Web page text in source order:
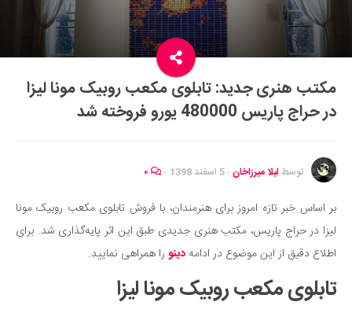
رستوران گردی
سفر و گردشگری
ایران گردی
جهان گردی
موفقیت و مهارت‌های فردی
تغذیه سالم
بهداشت
بیماری و درمان
کودک و مادر
مکتب هنری جدید: تابلوی مکعب روبیک مونا لیزا
در حراج پاریس 480000 یورو فروخته شد
توسطلیلا میرزاخان · 5 اسفند 1398 ·
بر اساس خبر تازه امروز برای هنرمندان، با فروش تابلوی مکعب روبیک مونا
لیزا در حراج پاریس، مکتب هنری جدیدی طبق این اثر پایه‌گذاری شد. برای
اطلاع دقیق از این موضوع در ادامه دینو را همراهی نمایید.
تابلوی مکعب روبیک مونا لیزا